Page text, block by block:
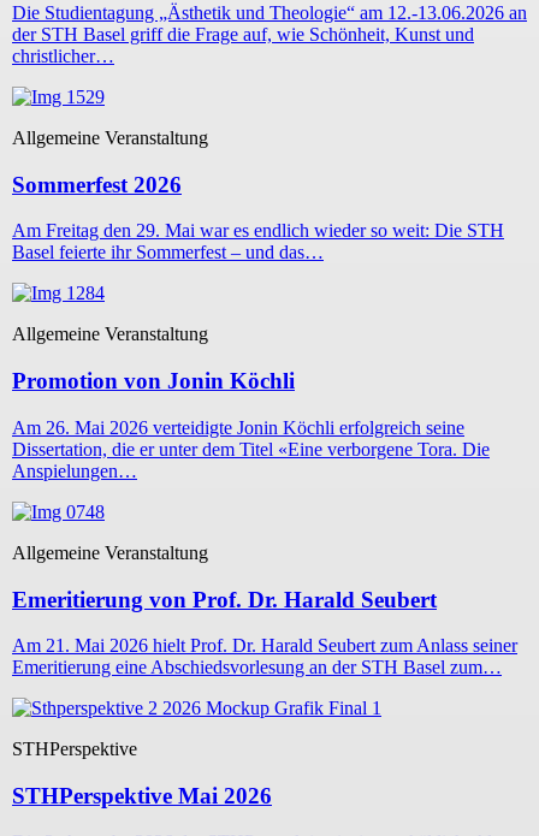
Die Studientagung „Ästhetik und Theologie“ am 12.-13.06.2026 an
der STH Basel griff die Frage auf, wie Schönheit, Kunst und
christlicher…
Allgemeine Veranstaltung
Sommerfest 2026
Am Freitag den 29. Mai war es endlich wieder so weit: Die STH
Basel feierte ihr Sommerfest – und das…
Allgemeine Veranstaltung
Promotion von Jonin Köchli
Am 26. Mai 2026 verteidigte Jonin Köchli erfolgreich seine
Dissertation, die er unter dem Titel «Eine verborgene Tora. Die
Anspielungen…
Allgemeine Veranstaltung
Emeritierung von Prof. Dr. Harald Seubert
Am 21. Mai 2026 hielt Prof. Dr. Harald Seubert zum Anlass seiner
Emeritierung eine Abschiedsvorlesung an der STH Basel zum…
STHPerspektive
STHPerspektive Mai 2026